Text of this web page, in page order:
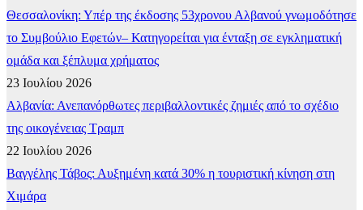
Θεσσαλονίκη: Υπέρ της έκδοσης 53χρονου Αλβανού γνωμοδότησε
το Συμβούλιο Εφετών– Κατηγορείται για ένταξη σε εγκληματική
ομάδα και ξέπλυμα χρήματος
23 Ιουλίου 2026
Αλβανία: Ανεπανόρθωτες περιβαλλοντικές ζημιές από το σχέδιο
της οικογένειας Τραμπ
22 Ιουλίου 2026
Βαγγέλης Τάβος: Αυξημένη κατά 30% η τουριστική κίνηση στη
Χιμάρα